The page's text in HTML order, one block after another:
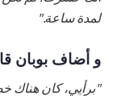
لمدة ساعة."
و أضاف بوبان
"برأيي، كان هناك